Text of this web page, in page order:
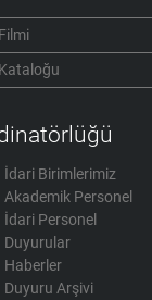
İdari Birimlerimiz
Akademik Personel
İdari Personel
Duyurular
Haberler
Duyuru Arşivi